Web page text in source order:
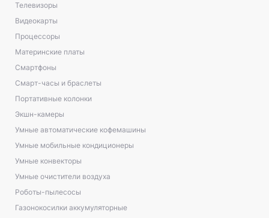
Телевизоры
Видеокарты
Процессоры
Материнские платы
Смартфоны
Смарт-часы и браслеты
Портативные колонки
Экшн-камеры
Умные автоматические кофемашины
Умные мобильные кондиционеры
Умные конвекторы
Умные очистители воздуха
Роботы-пылесосы
Газонокосилки аккумуляторные